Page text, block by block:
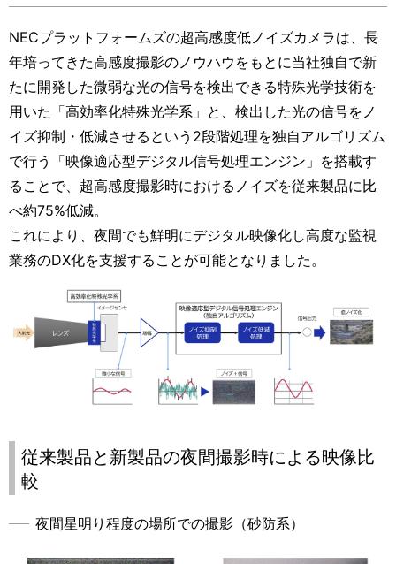
NECプラットフォームズの超高感度低ノイズカメラは、長
年培ってきた高感度撮影のノウハウをもとに当社独自で新
たに開発した微弱な光の信号を検出できる特殊光学技術を
用いた「高効率化特殊光学系」と、検出した光の信号をノ
イズ抑制・低減させるという2段階処理を独自アルゴリズム
で行う「映像適応型デジタル信号処理エンジン」を搭載す
ることで、超高感度撮影時におけるノイズを従来製品に比
べ約75%低減。
これにより、夜間でも鮮明にデジタル映像化し高度な監視
業務のDX化を支援することが可能となりました。
従来製品と新製品の夜間撮影時による映像比
較
夜間星明り程度の場所での撮影（砂防系）